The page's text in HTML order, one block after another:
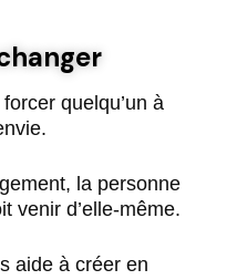
quelqu’un à
la personne
venir d’elle-même.
aide à créer en